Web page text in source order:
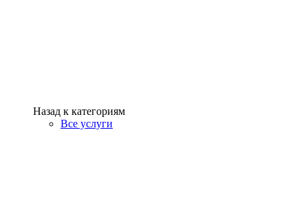
Назад к категориям
Все услуги